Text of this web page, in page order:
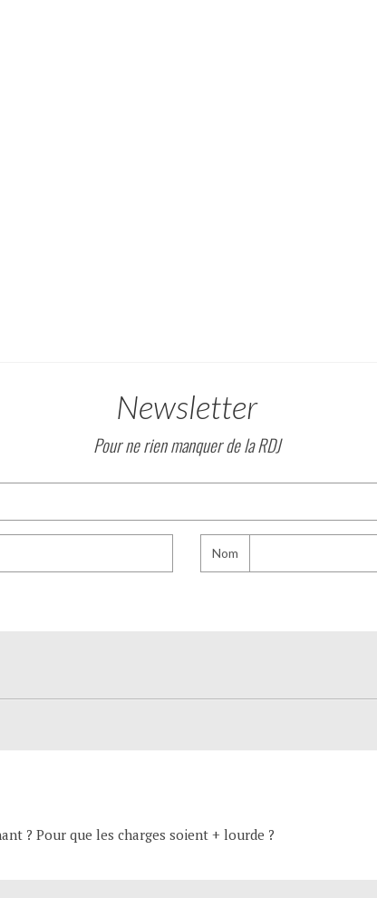
Newsletter
Pour ne rien manquer de la RDJ
Nom
? Pour que les charges soient + lourde ?